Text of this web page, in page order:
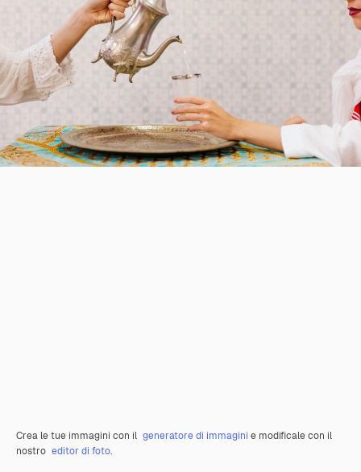
Crea le tue immagini con il generatore di immagini e modificale con il
nostro editor di foto.